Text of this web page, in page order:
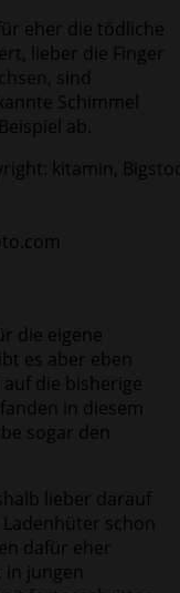
eher die tödliche
lieber die Finger
sind
Schimmel
ab.
die eigene
es aber eben
die bisherige
in diesem
sogar den
lieber darauf
schon
dafür eher
in jungen